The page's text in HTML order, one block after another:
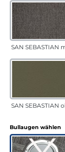
SAN SEBASTIAN
SAN SEBASTIAN
Bullaugen wählen